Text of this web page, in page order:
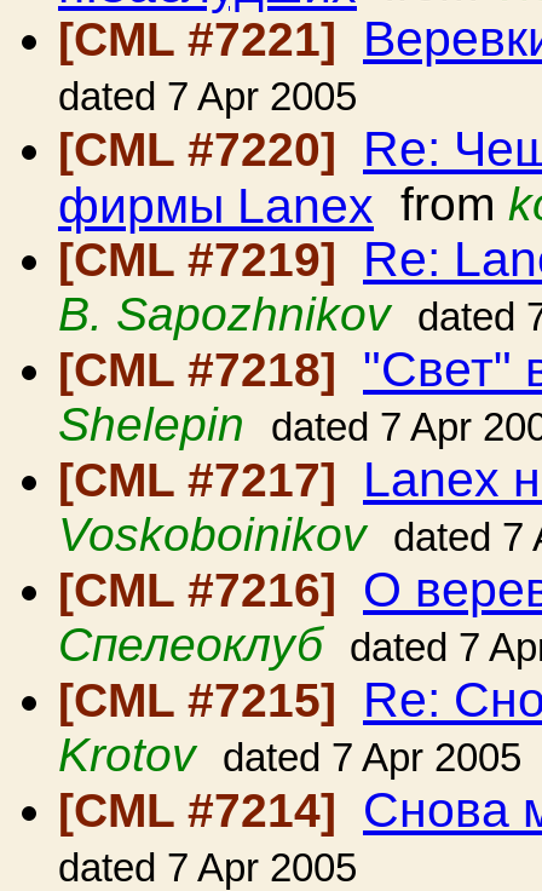
[CML #7221]
dated 7 Apr 2005
[CML #7220] Re:
фирмы Lanex from
[CML #7219]
Re:
B. Sapozhnikov dated
[CML #7218] "Свет"
Shelepin dated 7 Apr
[CML #7217] Lanex
Voskoboinikov dated 7
[CML #7216] О
Спелеоклуб dated 7
[CML #7215] Re:
Krotov dated 7 Apr 2005
[CML #7214] Снова
dated 7 Apr 2005